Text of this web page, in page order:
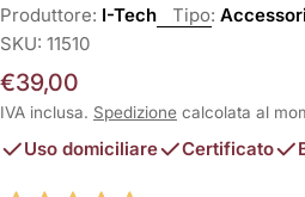
Produttore: I-Tech Tipo:
SKU: 11510
Prezzo
normale
€39,00
IVA inclusa. Spedizione calcolata al
Uso domiciliare Certificato